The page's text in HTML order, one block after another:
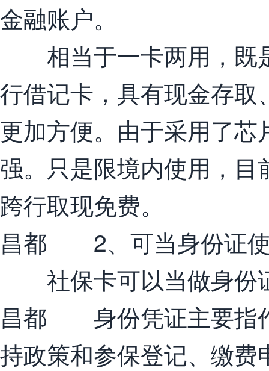
金融账户。
相当于一卡两用，既
行借记卡，具有现金存
更加方便。由于采用了
强。只是限境内使用，
跨行取现免费。
昌都 2、可当身份证
社保卡可以当做身份
昌都 身份凭证主要指
持政策和参保登记、缴